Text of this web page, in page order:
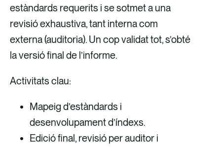
estàndards requerits i se sotmet a una
revisió exhaustiva, tant interna com
externa (auditoria). Un cop validat tot, s’obté
la versió final de l’informe.
Activitats clau:
Mapeig d’estàndards i
desenvolupament d’índexs.
Edició final, revisió per auditor i